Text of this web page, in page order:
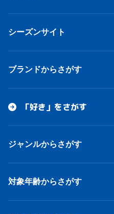
シーズンサイト
ブランドからさがす
「好き」をさがす
ジャンルからさがす
対象年齢からさがす